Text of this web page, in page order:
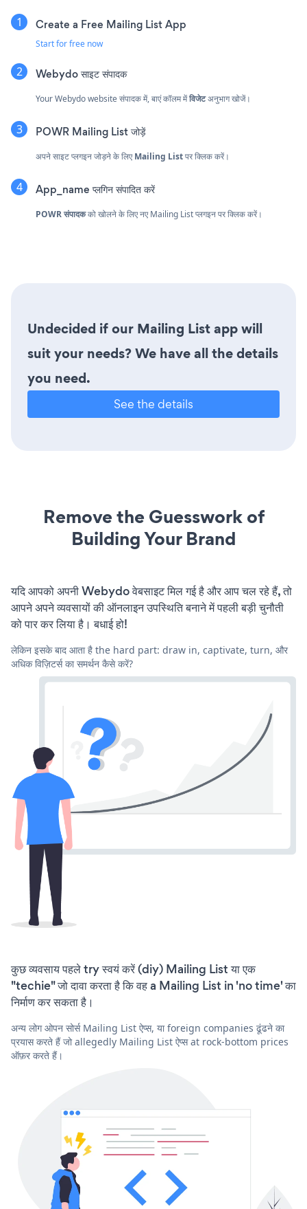
Create a Free Mailing List App
Start for free now
Webydo साइट संपादक
Your Webydo website संपादक में, बाएं कॉलम मेंविजेटअनुभाग खोजें।
POWR Mailing List जोड़ें
अपने साइट प्लगइन जोड़ने के लिएMailing Listपर क्लिक करें।
App_name प्लगिन संपादित करें
POWR संपादकको खोलने के लिए नए Mailing List प्लगइन पर क्लिक करें।
Undecided if our Mailing List app will
suit your needs? We have all the details
you need.
See the details
Remove the Guesswork of
Building Your Brand
यदि आपको अपनी Webydo वेबसाइट मिल गई है और आप चल रहे हैं, तो
आपने अपने व्यवसायों की ऑनलाइन उपस्थिति बनाने में पहली बड़ी चुनौती
को पार कर लिया है। बधाई हो!
लेकिन इसके बाद आता है the hard part: draw in, captivate, turn, और
अधिक विज़िटर्स का समर्थन कैसे करें?
कुछ व्यवसाय पहले try स्वयं करें (diy) Mailing List या एक
"techie" जो दावा करता है कि वह a Mailing List in 'no time' का
निर्माण कर सकता है।
अन्य लोग ओपन सोर्स Mailing List ऐप्स, या foreign companies ढूंढने का
प्रयास करते हैं जो allegedly Mailing List ऐप्स at rock-bottom prices
ऑफ़र करते हैं।